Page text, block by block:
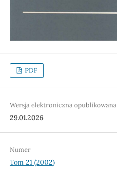
PDF
Wersja elektroniczna opublikowana
29.01.2026
Numer
Tom 21 (2002)